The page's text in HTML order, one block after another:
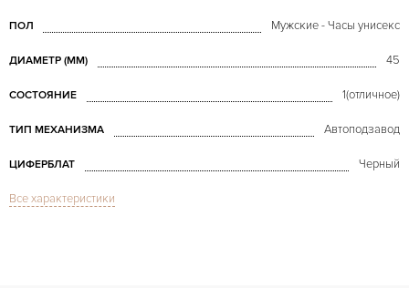
ПОЛ Мужские - Часы унисекс
ДИАМЕТР (MM) 45
СОСТОЯНИЕ 1(отличное)
ТИП МЕХАНИЗМА Автоподзавод
ЦИФЕРБЛАТ Черный
СТЕКЛО
Все характеристики